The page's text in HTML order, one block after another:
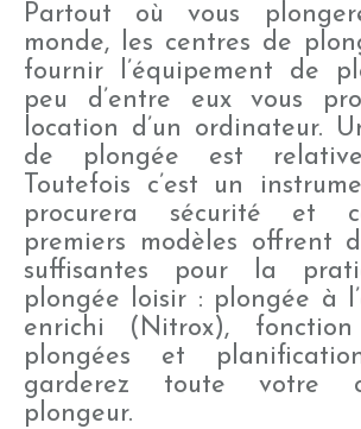
Partout où vous
monde, les centres de
fournir l’équipement de
peu d’entre eux vous
location d’un ordinateur.
de plongée est
Toutefois c’est un
procurera sécurité et
premiers modèles offrent
suffisantes pour la
plongée loisir : plongée à
enrichi (Nitrox),
plongées et
garderez toute votre
plongeur.